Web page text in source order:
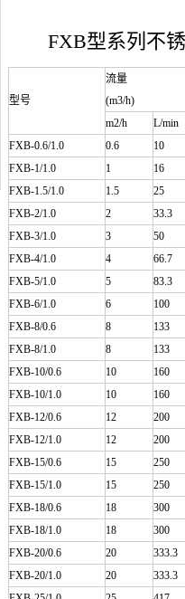
FXB型系列不锈
型号
流量
(m3/h)
m2/h
L/min
FXB-0.6/1.0
0.6
10
FXB-1/1.0
1
16
FXB-1.5/1.0
1.5
25
FXB-2/1.0
2
33.3
FXB-3/1.0
3
50
FXB-4/1.0
4
66.7
FXB-5/1.0
5
83.3
FXB-6/1.0
6
100
FXB-8/0.6
8
133
FXB-8/1.0
8
133
FXB-10/0.6
10
160
FXB-10/1.0
10
160
FXB-12/0.6
12
200
FXB-12/1.0
12
200
FXB-15/0.6
15
250
FXB-15/1.0
15
250
FXB-18/0.6
18
300
FXB-18/1.0
18
300
FXB-20/0.6
20
333.3
FXB-20/1.0
20
333.3